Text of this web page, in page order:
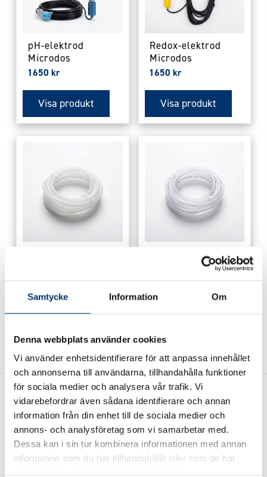
Samtycke Information Om
Denna webbplats använder cookies
Vi använder enhetsidentifierare för att anpassa innehållet
och annonserna till användarna, tillhandahålla funktioner
för sociala medier och analysera vår trafik. Vi
vidarebefordrar även sådana identifierare och annan
information från din enhet till de sociala medier och
annons- och analysföretag som vi samarbetar med.
Dessa kan i sin tur kombinera informationen med annan
information som du har tillhandahållit eller som de har
pH-elektrod
Microdos
1650kr
Visa produkt
Redox-elektrod
Microdos
1650kr
Visa produkt
Visa produkt
Slang Microdos
Wasa Kredit – en trygg